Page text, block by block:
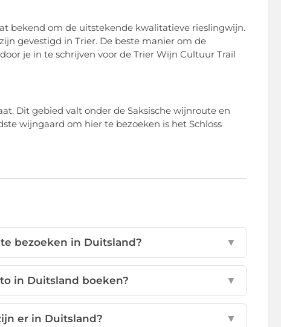
bekend om de uitstekende kwalitatieve rieslingwijn.
gevestigd in Trier. De beste manier om de
je in te schrijven voor de Trier Wijn Cultuur Trail
Dit gebied valt onder de Saksische wijnroute en
wijngaard om hier te bezoeken is het Schloss
bezoeken in Duitsland? ▼
in Duitsland boeken? ▼
er in Duitsland? ▼